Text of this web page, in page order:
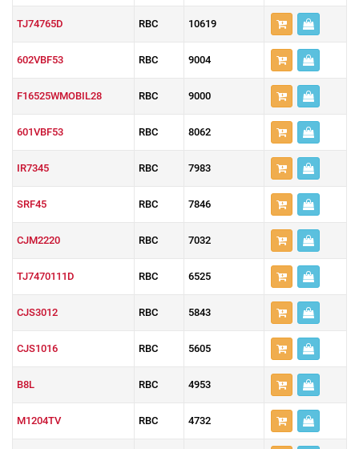
TJ74765D RBC 10619
602VBF53 RBC 9004
F16525WMOBIL28 RBC 9000
601VBF53 RBC 8062
IR7345 RBC 7983
SRF45 RBC 7846
CJM2220 RBC 7032
TJ7470111D RBC 6525
CJS3012 RBC 5843
CJS1016 RBC 5605
B8L RBC 4953
M1204TV RBC 4732